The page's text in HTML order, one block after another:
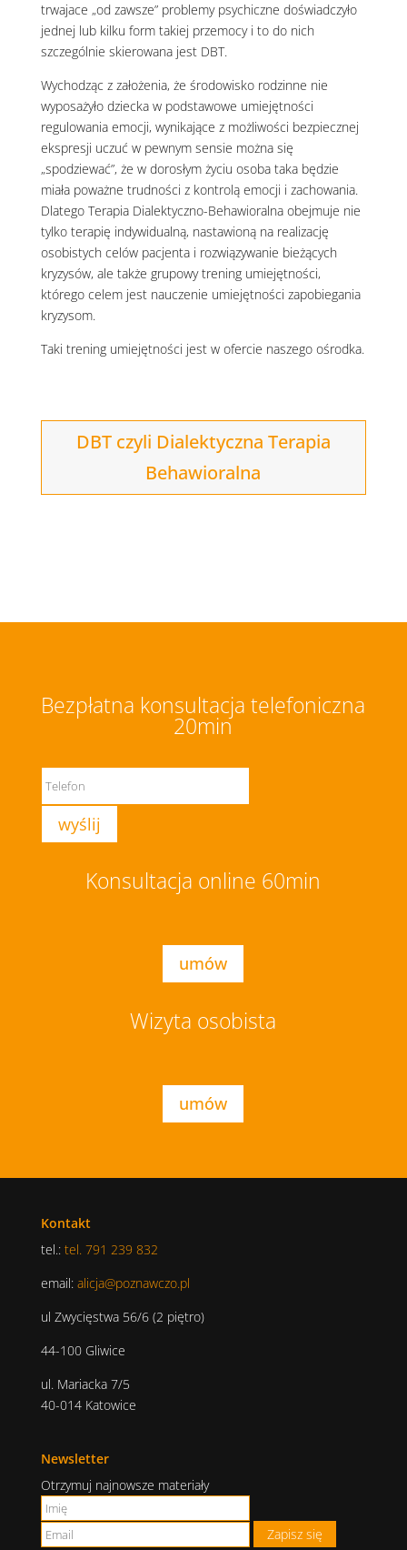
trwajace „od zawsze” problemy psychiczne doświadczyło
jednej lub kilku form takiej przemocy i to do nich
szczególnie skierowana jest DBT.
Wychodząc z założenia, że środowisko rodzinne nie
wyposażyło dziecka w podstawowe umiejętności
regulowania emocji, wynikające z możliwości bezpiecznej
ekspresji uczuć w pewnym sensie można się
„spodziewać”, że w dorosłym życiu osoba taka będzie
miała poważne trudności z kontrolą emocji i zachowania.
Dlatego Terapia Dialektyczno-Behawioralna obejmuje nie
tylko terapię indywidualną, nastawioną na realizację
osobistych celów pacjenta i rozwiązywanie bieżących
kryzysów, ale także grupowy trening umiejętności,
którego celem jest nauczenie umiejętności zapobiegania
kryzysom.
Taki trening umiejętności jest w ofercie naszego ośrodka.
DBT czyli Dialektyczna Terapia
Behawioralna
Bezpłatna konsultacja telefoniczna
20min
Konsultacja online 60min
umów
Wizyta osobista
umów
Kontakt
tel.: tel. 791 239 832
email: alicja@poznawczo.pl
ul Zwycięstwa 56/6 (2 piętro)
44-100 Gliwice
ul. Mariacka 7/5
40-014 Katowice
Newsletter
Otrzymuj najnowsze materiały